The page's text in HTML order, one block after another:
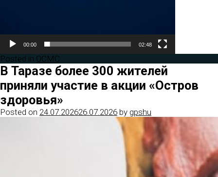
00:00 02:48
Posted in ОСМС
В Таразе более 300 жителей
приняли участие в акции «Остров
здоровья»
Posted on 24.07.202626.07.2026 by gpshu